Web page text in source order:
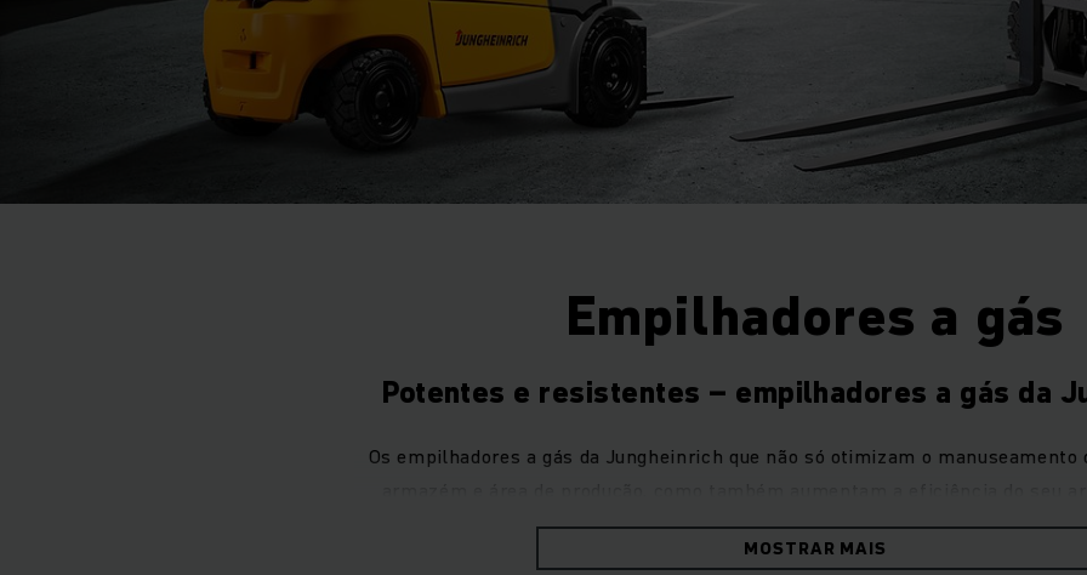
Empilhadores a gás
Potentes e resistentes – empilhadores a gás da
Os empilhadores a gás da Jungheinrich que não só otimizam o
capacidade de carga que varia entre 1600 kg e 5000 kg, estas soluções
mesmo sob as condições de funcionamento
MOSTRAR MAIS